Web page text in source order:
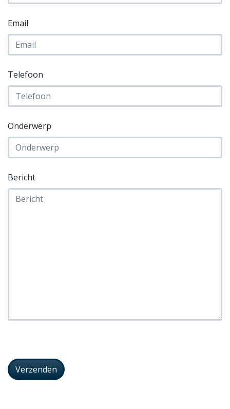
Email
Telefoon
Onderwerp
Bericht
blank
if you
Verzenden